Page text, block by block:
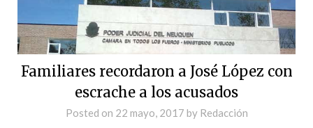
Familiares recordaron a José López con
escrache a los acusados
Posted on 22 mayo, 2017 by Redacción